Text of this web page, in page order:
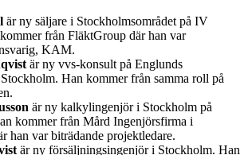
är ny säljare i Stockholmsområdet på IV
från FläktGroup där han var
KAM.
är ny vvs-konsult på Englunds
Han kommer från samma roll på
är ny kalkylingenjör i Stockholm på
kommer från Mård Ingenjörsfirma i
han var biträdande projektledare.
är ny försäljningsingenjör i Stockholm. Han